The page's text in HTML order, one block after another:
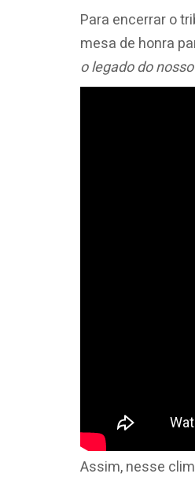
Para encerrar o
mesa de honra
o legado do
Assim, nesse